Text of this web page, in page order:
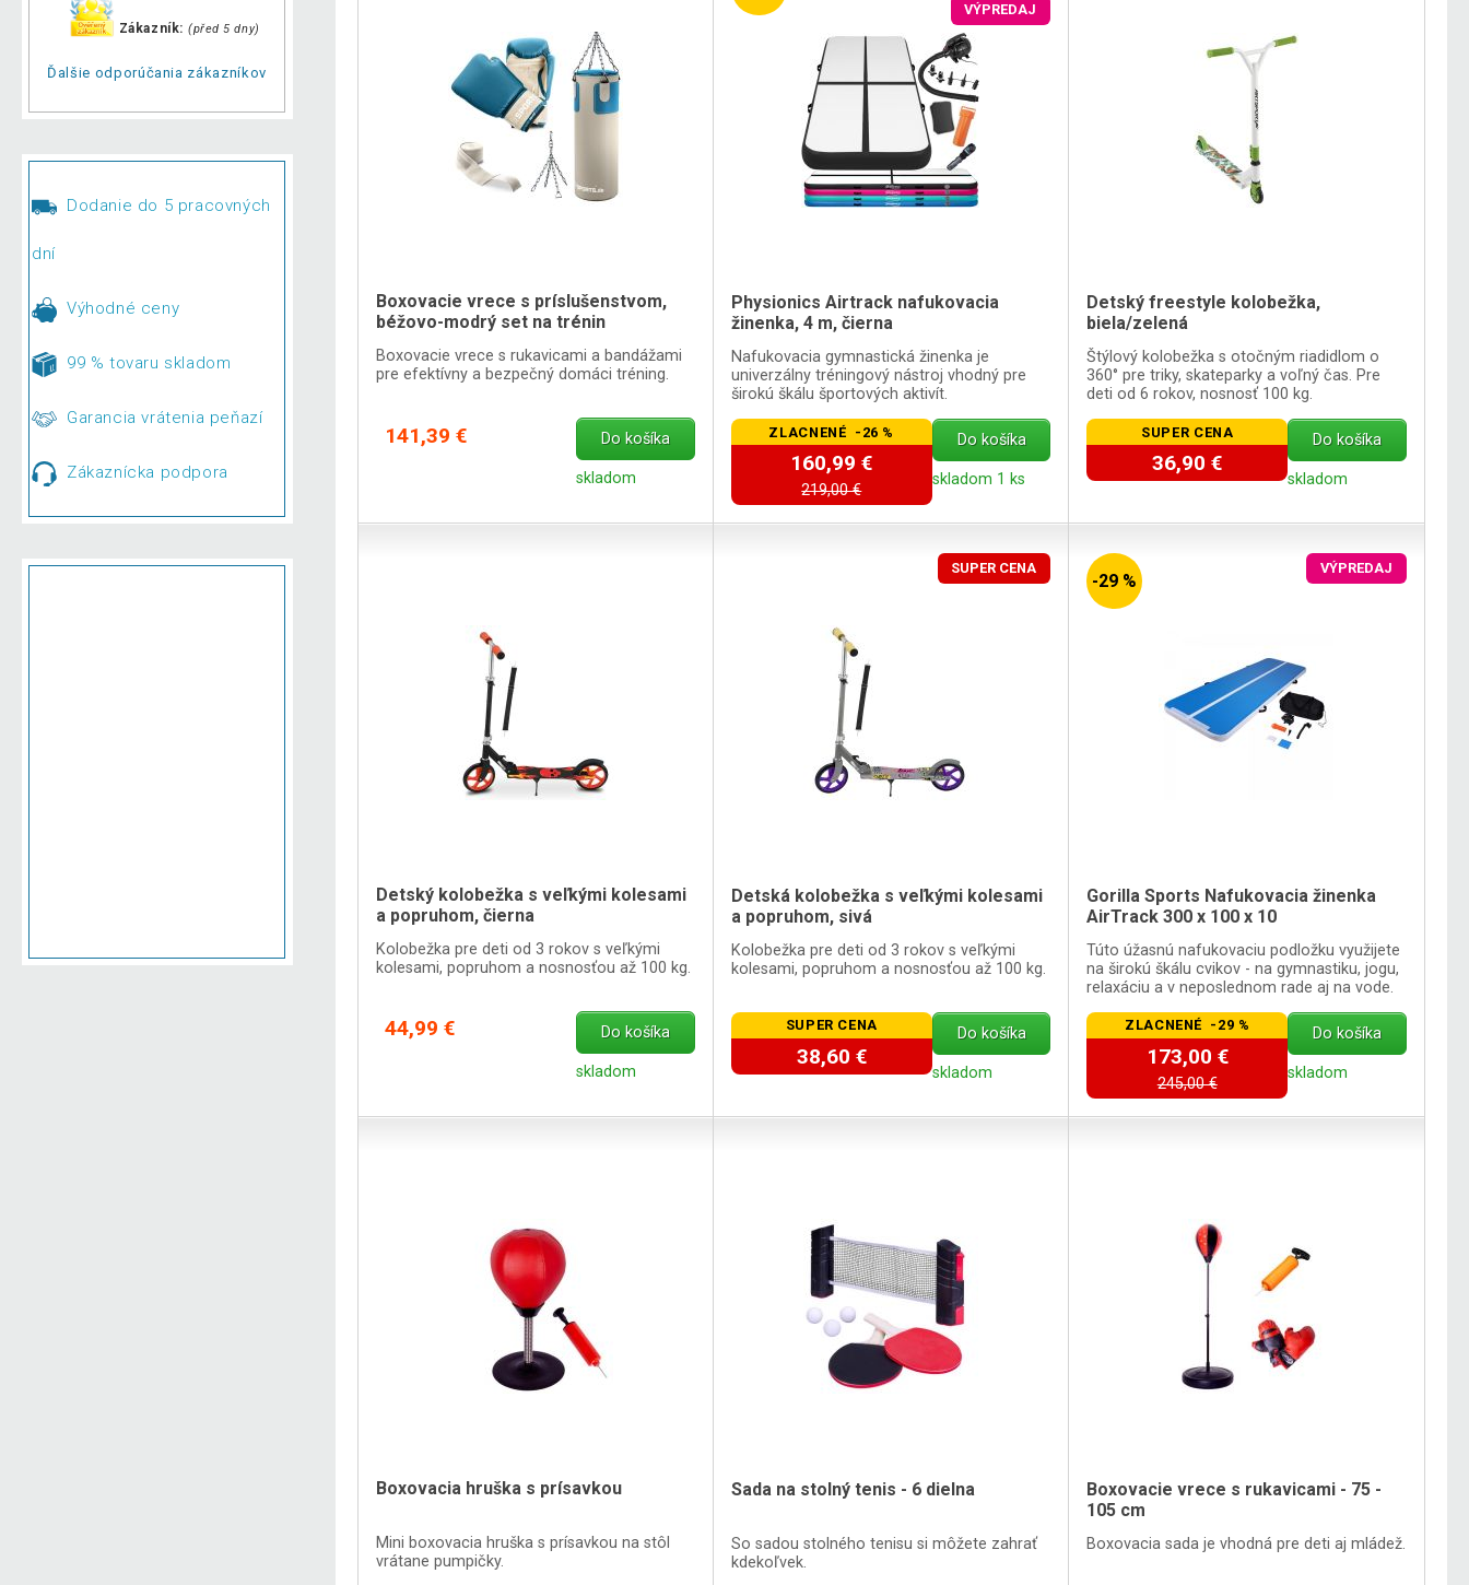
Zákazník: (před 5 dny)
Ďalšie odporúčania zákazníkov
Dodanie do 5 pracovných
dní
Výhodné ceny
99 % tovaru skladom
Garancia vrátenia peňazí
Zákaznícka podpora
Boxovacie vrece s príslušenstvom,
béžovo-modrý set na trénin
Boxovacie vrece s rukavicami a bandážami
pre efektívny a bezpečný domáci tréning.
141,39 € Do košíka
skladom
VÝPREDAJ
Physionics Airtrack nafukovacia
žinenka, 4 m, čierna
Nafukovacia gymnastická žinenka je
univerzálny tréningový nástroj vhodný pre
širokú škálu športových aktivít.
ZLACNENÉ -26 %
160,99 €
219,00 €
Do košíka
skladom 1 ks
Detský freestyle kolobežka,
biela/zelená
Štýlový kolobežka s otočným riadidlom o
360° pre triky, skateparky a voľný čas. Pre
deti od 6 rokov, nosnosť 100 kg.
SUPER CENA
36,90 €
Do košíka
skladom
Detský kolobežka s veľkými kolesami
a popruhom, čierna
Kolobežka pre deti od 3 rokov s veľkými
kolesami, popruhom a nosnosťou až 100 kg.
44,99 € Do košíka
skladom
SUPER CENA
Detská kolobežka s veľkými kolesami
a popruhom, sivá
Kolobežka pre deti od 3 rokov s veľkými
kolesami, popruhom a nosnosťou až 100 kg.
SUPER CENA
38,60 €
Do košíka
skladom
-29 %
VÝPREDAJ
Gorilla Sports Nafukovacia žinenka
AirTrack 300 x 100 x 10
Túto úžasnú nafukovaciu podložku využijete
na širokú škálu cvikov - na gymnastiku, jogu,
relaxáciu a v neposlednom rade aj na vode.
ZLACNENÉ -29 %
173,00 €
245,00 €
Do košíka
skladom
Boxovacia hruška s prísavkou
Mini boxovacia hruška s prísavkou na stôl
vrátane pumpičky.
Sada na stolný tenis - 6 dielna
So sadou stolného tenisu si môžete zahrať
kdekoľvek.
Boxovacie vrece s rukavicami - 75 -
105 cm
Boxovacia sada je vhodná pre deti aj mládež.